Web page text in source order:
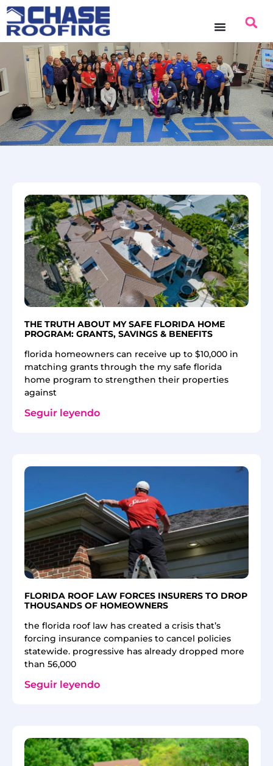
THE TRUTH ABOUT MY SAFE FLORIDA HOME
PROGRAM: GRANTS, SAVINGS & BENEFITS
florida homeowners can receive up to $10,000 in
matching grants through the my safe florida
home program to strengthen their properties
against
Seguir leyendo
FLORIDA ROOF LAW FORCES INSURERS TO DROP
THOUSANDS OF HOMEOWNERS
the florida roof law has created a crisis that’s
forcing insurance companies to cancel policies
statewide. progressive has already dropped more
than 56,000
Seguir leyendo